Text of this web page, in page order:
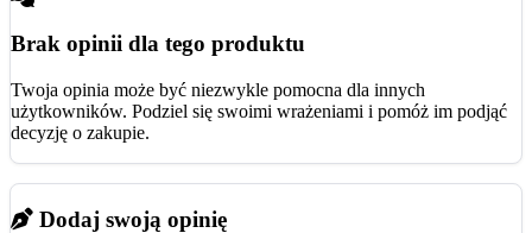
Brak opinii dla tego produktu
Twoja opinia może być niezwykle pomocna dla innych
użytkowników. Podziel się swoimi wrażeniami i pomóż im podjąć
decyzję o zakupie.
Dodaj swoją opinię